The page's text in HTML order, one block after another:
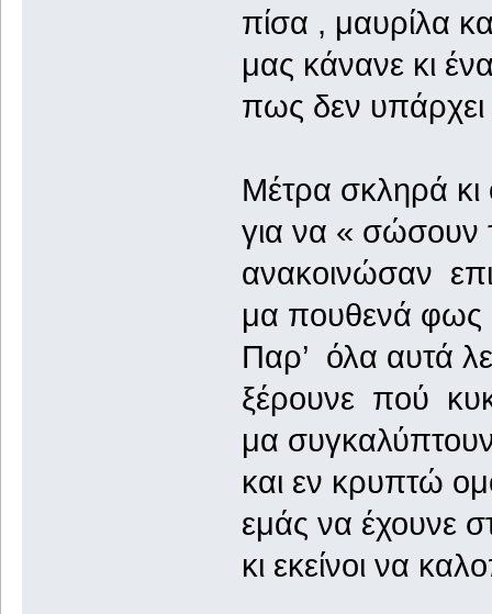
πίσα , μαυρίλα
μας κάνανε κι
πως δεν υπάρχει
Μέτρα σκληρά
για να « σώσουν
ανακοινώσαν
μα πουθενά φως
Παρ’ όλα αυτά
ξέρουνε πού
μα
και εν κρυπτώ
εμάς να έχουνε
κι εκείνοι να